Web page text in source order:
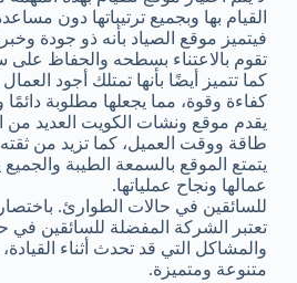
القيام بها وبجميع ترتيباتها دون
فيتميز موقع الصياد بأنه ذو جودة
تقوم بالاعتناء بسطحه والحفاظ على
كما تتميز أيضًا بأنها تمتلك أجود
كفاءة وقوة، مما يجعلها مطلوبة دائمًا
يقدم موقع ونشات الكويت العديد من
طاقة ووقت العميل، كما تزيد من ثقته
يتمتع الموقع بالسمعة الطيبة
عمالها ونجاح عملياتها.
للسائقين في حالات الطوارئ.
تعتبر الشركة المفضلة للسائقين في
والمشاكل التي قد تحدث أثناء
متنوعة ومتميزة.